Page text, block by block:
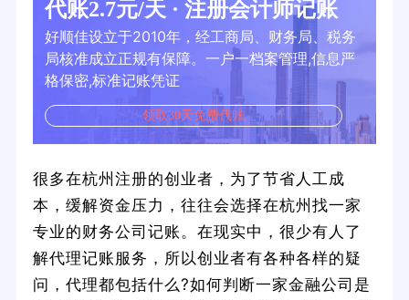
代账2.7元/天 · 注册会计师记账
好顺佳设立于2010年，经工商局、财务局、税务
局核准成立正规有保障。一户一档案管理,信息严
格保密,标准记账凭证
领取30天免费代账
很多在杭州注册的创业者，为了节省人工成
本，缓解资金压力，往往会选择在杭州找一家
专业的财务公司记账。在现实中，很少有人了
解代理记账服务，所以创业者有各种各样的疑
问，代理都包括什么?如何判断一家金融公司是